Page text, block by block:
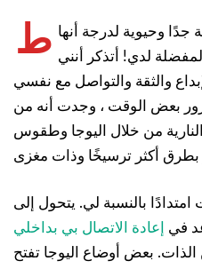
ط جدًا وحيوية لدرجة أنها
لدي! أتذكر أنني
والثقة والتواصل مع نفسي
بعض الوقت ، وجدت أنه من
من خلال اليوجا وطقوس
امتدادًا بالنسبة لي. يتحول إلى
في
إعادة الاتصال بي بداخلي
الذات. بعض أوضاع اليوجا تفتح